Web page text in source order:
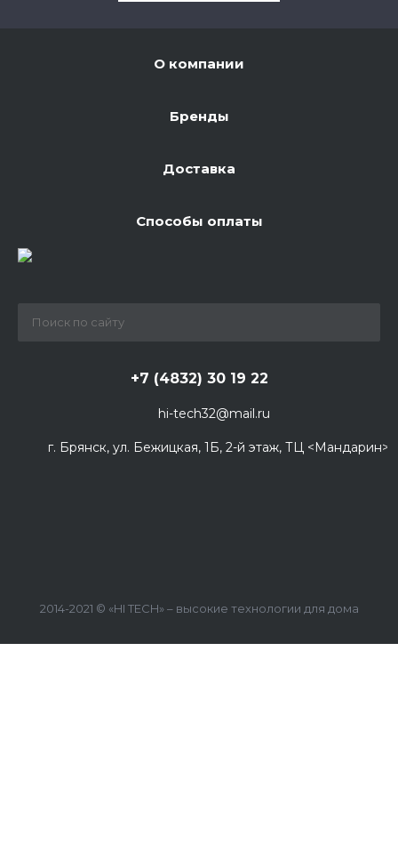
О компании
Бренды
Доставка
Способы оплаты
hi-tech32@mail.ru
+7 (4832) 30 19 22
г. Брянск, ул. Бежицкая, 1Б, 2-й этаж, ТЦ <Мандарин>
2014-2021 © «HI TECH» – высокие технологии для дома